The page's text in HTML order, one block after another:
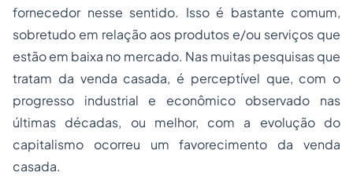
fornecedor nesse sentido. Isso é bastante comum,
sobretudo em relação aos produtos e/ou serviços que
estão em baixa no mercado. Nas muitas pesquisas que
tratam da venda casada, é perceptível que, com o
progresso industrial e econômico observado nas
últimas décadas, ou melhor, com a evolução do
capitalismo ocorreu um favorecimento da venda
casada.